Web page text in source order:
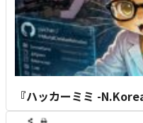
『ハッカーミミ -